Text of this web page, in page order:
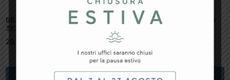
BRACCIALE ADULTO LARGE Per
35152 – Ricambio
20,41
Aggiungi Al Carrello
BRACCIALE ADULTO OMRON
M3
21,75€
Aggiungi Al Carrello